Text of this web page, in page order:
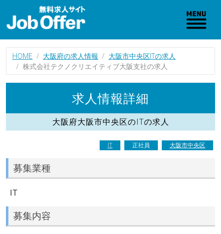
HOME 大阪府の求人情報
大阪市中央区ITの求人
株式会社テクノクリエイティブ大阪支社の求人
求人情報詳細
大阪府大阪市中央区のITの求人
IT 正社員 大阪市中央区
募集業種
IT
募集内容